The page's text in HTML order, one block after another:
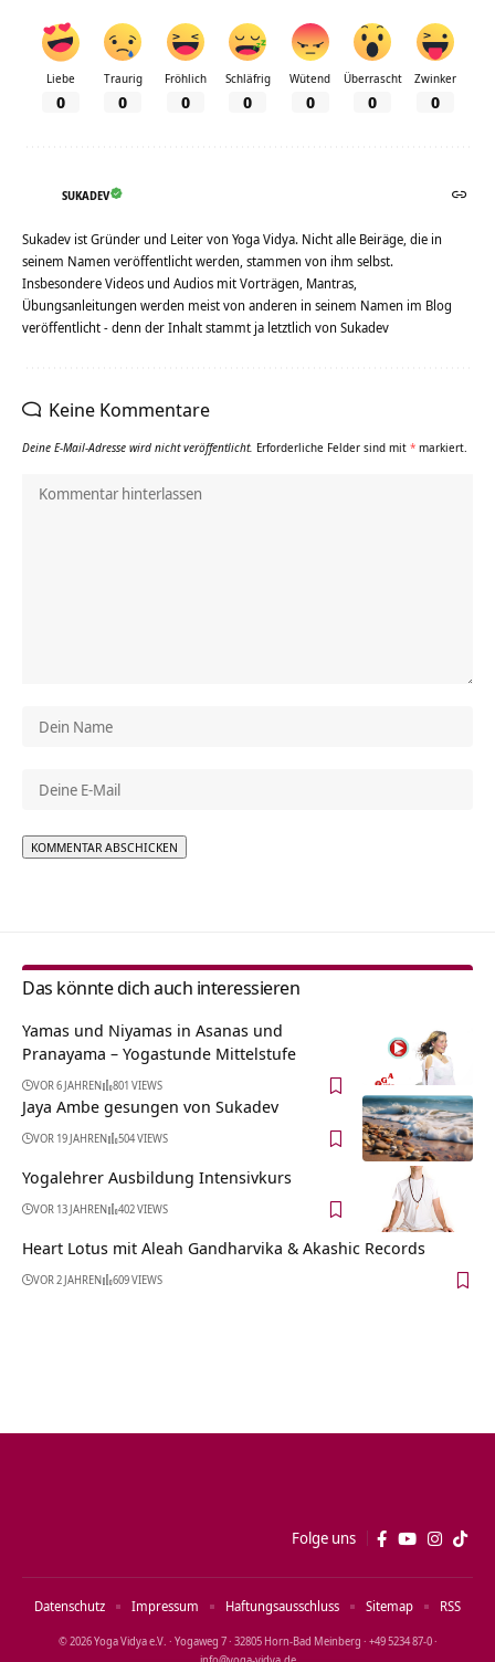
Liebe
0
Traurig
0
Fröhlich
0
Schläfrig
0
Wütend
0
Überrascht
0
Zwinker
0
SUKADEV
Sukadev ist Gründer und Leiter von Yoga Vidya. Nicht alle Beiräge, die in
seinem Namen veröffentlicht werden, stammen von ihm selbst.
Insbesondere Videos und Audios mit Vorträgen, Mantras,
Übungsanleitungen werden meist von anderen in seinem Namen im Blog
veröffentlicht - denn der Inhalt stammt ja letztlich von Sukadev
Keine Kommentare
Deine E-Mail-Adresse wird nicht veröffentlicht. Erforderliche Felder sind mit * markiert.
Das könnte dich auch interessieren
Yamas und Niyamas in Asanas und
Pranayama – Yogastunde Mittelstufe
VOR 6 JAHREN 801 VIEWS
Jaya Ambe gesungen von Sukadev
VOR 19 JAHREN 504 VIEWS
Yogalehrer Ausbildung Intensivkurs
VOR 13 JAHREN 402 VIEWS
Heart Lotus mit Aleah Gandharvika & Akashic Records
VOR 2 JAHREN 609 VIEWS
Folge uns
© 2026 Yoga Vidya e.V. · Yogaweg 7 · 32805 Horn‑Bad Meinberg · +49 5234 87‑0 ·
Datenschutz Impressum Haftungsausschluss Sitemap RSS